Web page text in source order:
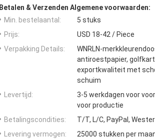
Betalen & Verzenden Algemene voorwaarden:
Min. bestelaantal:
5 stuks
Prijs:
USD 18-42 / Piece
Verpakking Details:
WNRLN-
antiroestpapier,
exportkwaliteit met
schuim
Levertijd:
3-5 werkdagen voor
voor productie
Betalingscondities:
T/T, L/C, PayPal,
Levering vermogen:
25000 stukken per